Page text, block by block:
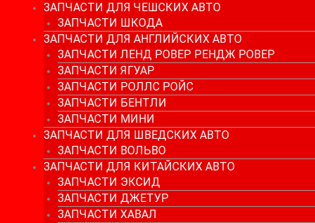
ЗАПЧАСТИ ДЛЯ ЧЕШСКИХ АВТО
ЗАПЧАСТИ ШКОДА
ЗАПЧАСТИ ДЛЯ АНГЛИЙСКИХ АВТО
ЗАПЧАСТИ ЛЕНД РОВЕР РЕНДЖ РОВЕР
ЗАПЧАСТИ ЯГУАР
ЗАПЧАСТИ РОЛЛС РОЙС
ЗАПЧАСТИ БЕНТЛИ
ЗАПЧАСТИ МИНИ
ЗАПЧАСТИ ДЛЯ ШВЕДСКИХ АВТО
ЗАПЧАСТИ ВОЛЬВО
ЗАПЧАСТИ ДЛЯ КИТАЙСКИХ АВТО
ЗАПЧАСТИ ЭКСИД
ЗАПЧАСТИ ДЖЕТУР
ЗАПЧАСТИ ХАВАЛ